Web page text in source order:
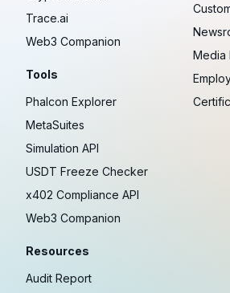
Trace.ai
Web3 Companion
Tools
Phalcon Explorer
MetaSuites
Simulation API
USDT Freeze Checker
x402 Compliance API
Web3 Companion
Resources
Audit Report
Media